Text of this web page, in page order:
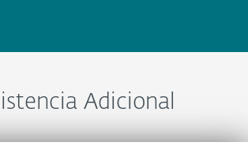
Adicional
com o Suporte técnico ESET